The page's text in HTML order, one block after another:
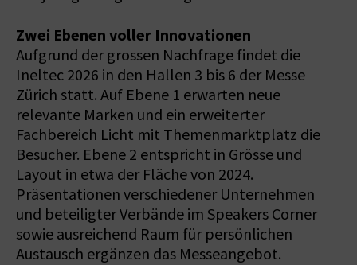
Zwei Ebenen voller Innovationen
Aufgrund der grossen Nachfrage findet die
Ineltec 2026 in den Hallen 3 bis 6 der Messe
Zürich statt. Auf Ebene 1 erwarten neue
relevante Marken und ein erweiterter
Fachbereich Licht mit Themenmarktplatz die
Besucher. Ebene 2 entspricht in Grösse und
Layout in etwa der Fläche von 2024.
Präsentationen verschiedener Unternehmen
und beteiligter Verbände im Speakers Corner
sowie ausreichend Raum für persönlichen
Austausch ergänzen das Messeangebot.